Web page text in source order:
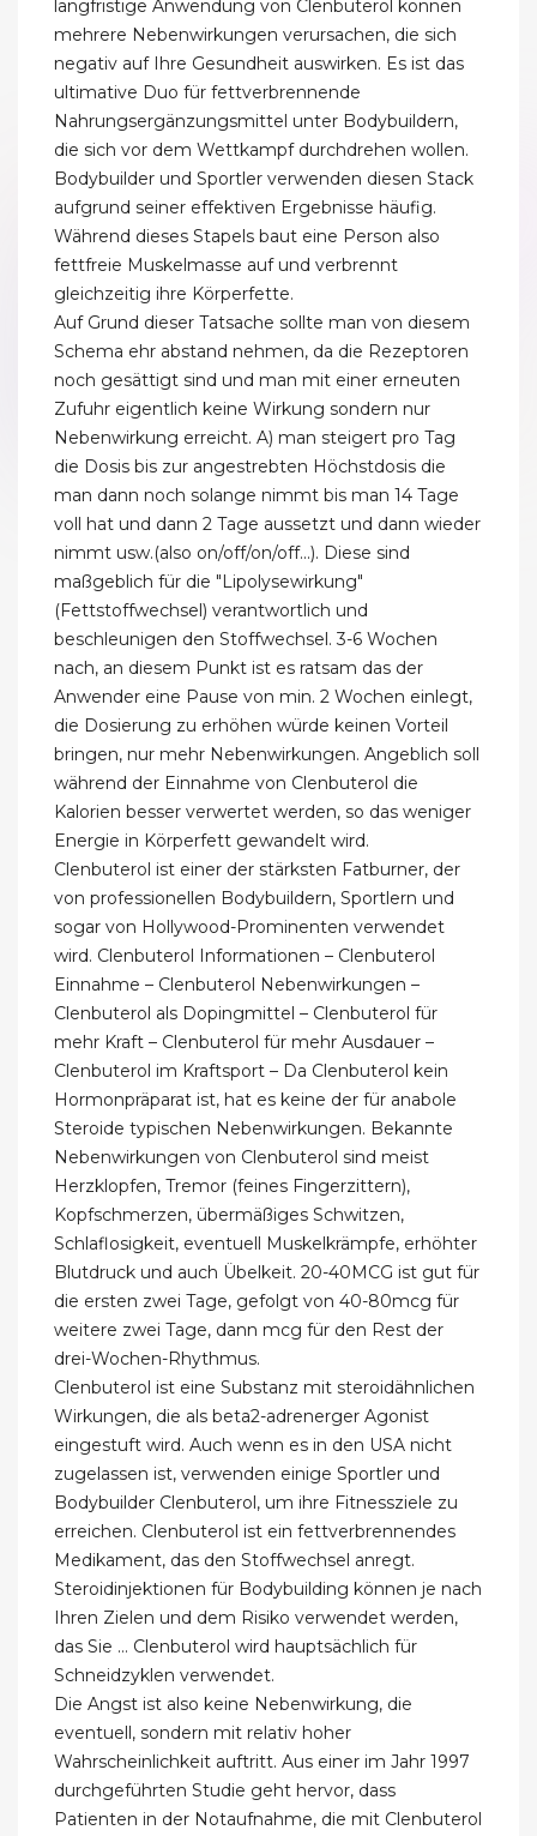
langfristige Anwendung von Clenbuterol können
mehrere Nebenwirkungen verursachen, die sich
negativ auf Ihre Gesundheit auswirken. Es ist das
ultimative Duo für fettverbrennende
Nahrungsergänzungsmittel unter Bodybuildern,
die sich vor dem Wettkampf durchdrehen wollen.
Bodybuilder und Sportler verwenden diesen Stack
aufgrund seiner effektiven Ergebnisse häufig.
Während dieses Stapels baut eine Person also
fettfreie Muskelmasse auf und verbrennt
gleichzeitig ihre Körperfette.
Auf Grund dieser Tatsache sollte man von diesem
Schema ehr abstand nehmen, da die Rezeptoren
noch gesättigt sind und man mit einer erneuten
Zufuhr eigentlich keine Wirkung sondern nur
Nebenwirkung erreicht. A) man steigert pro Tag
die Dosis bis zur angestrebten Höchstdosis die
man dann noch solange nimmt bis man 14 Tage
voll hat und dann 2 Tage aussetzt und dann wieder
nimmt usw.(also on/off/on/off...). Diese sind
maßgeblich für die "Lipolysewirkung"
(Fettstoffwechsel) verantwortlich und
beschleunigen den Stoffwechsel. 3-6 Wochen
nach, an diesem Punkt ist es ratsam das der
Anwender eine Pause von min. 2 Wochen einlegt,
die Dosierung zu erhöhen würde keinen Vorteil
bringen, nur mehr Nebenwirkungen. Angeblich soll
während der Einnahme von Clenbuterol die
Kalorien besser verwertet werden, so das weniger
Energie in Körperfett gewandelt wird.
Clenbuterol ist einer der stärksten Fatburner, der
von professionellen Bodybuildern, Sportlern und
sogar von Hollywood-Prominenten verwendet
wird. Clenbuterol Informationen – Clenbuterol
Einnahme – Clenbuterol Nebenwirkungen –
Clenbuterol als Dopingmittel – Clenbuterol für
mehr Kraft – Clenbuterol für mehr Ausdauer –
Clenbuterol im Kraftsport – Da Clenbuterol kein
Hormonpräparat ist, hat es keine der für anabole
Steroide typischen Nebenwirkungen. Bekannte
Nebenwirkungen von Clenbuterol sind meist
Herzklopfen, Tremor (feines Fingerzittern),
Kopfschmerzen, übermäßiges Schwitzen,
Schlaflosigkeit, eventuell Muskelkrämpfe, erhöhter
Blutdruck und auch Übelkeit. 20-40MCG ist gut für
die ersten zwei Tage, gefolgt von 40-80mcg für
weitere zwei Tage, dann mcg für den Rest der
drei-Wochen-Rhythmus.
Clenbuterol ist eine Substanz mit steroidähnlichen
Wirkungen, die als beta2-adrenerger Agonist
eingestuft wird. Auch wenn es in den USA nicht
zugelassen ist, verwenden einige Sportler und
Bodybuilder Clenbuterol, um ihre Fitnessziele zu
erreichen. Clenbuterol ist ein fettverbrennendes
Medikament, das den Stoffwechsel anregt.
Steroidinjektionen für Bodybuilding können je nach
Ihren Zielen und dem Risiko verwendet werden,
das Sie … Clenbuterol wird hauptsächlich für
Schneidzyklen verwendet.
Die Angst ist also keine Nebenwirkung, die
eventuell, sondern mit relativ hoher
Wahrscheinlichkeit auftritt. Aus einer im Jahr 1997
durchgeführten Studie geht hervor, dass
Patienten in der Notaufnahme, die mit Clenbuterol